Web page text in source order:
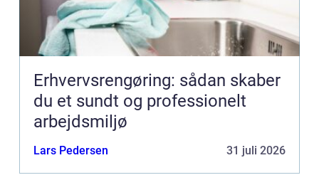
Erhvervsrengøring: sådan skaber
du et sundt og professionelt
arbejdsmiljø
Lars Pedersen 31 juli 2026